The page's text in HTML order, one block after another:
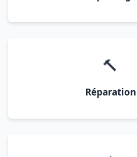
🔨
Réparation